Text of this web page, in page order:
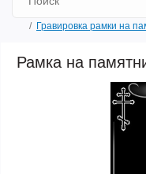
Гравировка рамки на
Рамка на